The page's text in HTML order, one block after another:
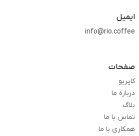
ایمیل
info@rio.coffee
صفحات
کاپریو
درباره ما
بلاگ
تماس با ما
همکاری با ما